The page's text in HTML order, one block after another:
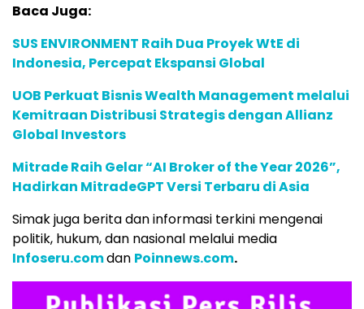
Baca Juga:
SUS ENVIRONMENT Raih Dua Proyek WtE di
Indonesia, Percepat Ekspansi Global
UOB Perkuat Bisnis Wealth Management melalui
Kemitraan Distribusi Strategis dengan Allianz
Global Investors
Mitrade Raih Gelar “AI Broker of the Year 2026”,
Hadirkan MitradeGPT Versi Terbaru di Asia
Simak juga berita dan informasi terkini mengenai
politik, hukum, dan nasional melalui media
Infoseru.comdan Poinnews.com.